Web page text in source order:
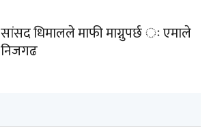
सांसद धिमालले माफी माग्नुपर्छ ः एमाले
निजगढ